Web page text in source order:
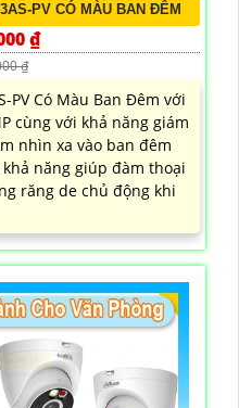
PV CÓ MÀU BAN ĐÊM
₫
₫
PV Có Màu Ban Đêm với
cùng với khả năng giám
nhìn xa vào ban đêm
năng giúp đàm thoại
răng de chủ động khi